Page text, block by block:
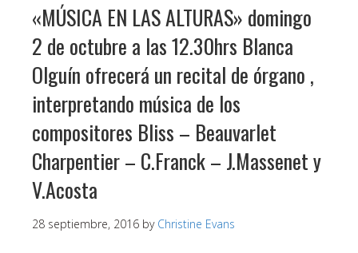
«MÚSICA EN LAS ALTURAS» domingo
2 de octubre a las 12.30hrs Blanca
Olguín ofrecerá un recital de órgano ,
interpretando música de los
compositores Bliss – Beauvarlet
Charpentier – C.Franck – J.Massenet y
V.Acosta
28 septiembre, 2016 by Christine Evans